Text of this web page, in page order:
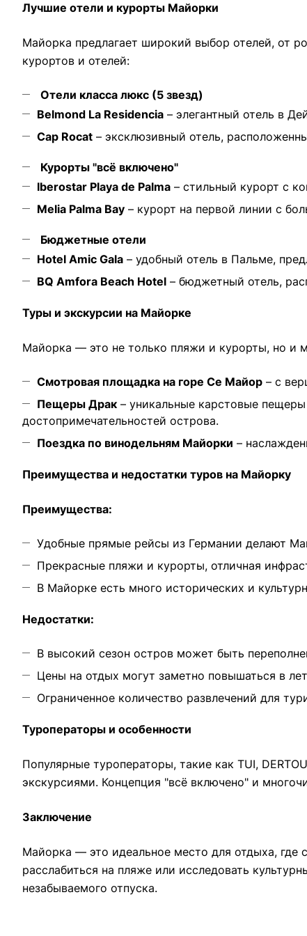
Лучшие отели и курорты Майорки
Майорка предлагает широкий выбор отелей, от
курортов и отелей:
Отели класса люкс (5 звезд)
Belmond La Residencia – элегантный отель в
Cap Rocat – эксклюзивный отель,
Курорты "всё включено"
Iberostar Playa de Palma – стильный курорт с
Melia Palma Bay – курорт на первой линии с
Бюджетные отели
Hotel Amic Gala – удобный отель в Пальме,
BQ Amfora Beach Hotel – бюджетный отель,
Туры и экскурсии на Майорке
Майорка — это не только пляжи и курорты, но и
Смотровая площадка на горе Се Майор – с
Пещеры Драк – уникальные карстовые
достопримечательностей острова.
Поездка по винодельням Майорки –
Преимущества и недостатки туров на Майорку
Преимущества:
Удобные прямые рейсы из Германии делают
Прекрасные пляжи и курорты, отличная
В Майорке есть много исторических и
Недостатки:
В высокий сезон остров может быть
Цены на отдых могут заметно повышаться в
Ограниченное количество развлечений для
Туроператоры и особенности
Популярные туроператоры, такие как TUI,
экскурсиями. Концепция "всё включено" и
Заключение
Майорка — это идеальное место для отдыха, где
расслабиться на пляже или исследовать
незабываемого отпуска.